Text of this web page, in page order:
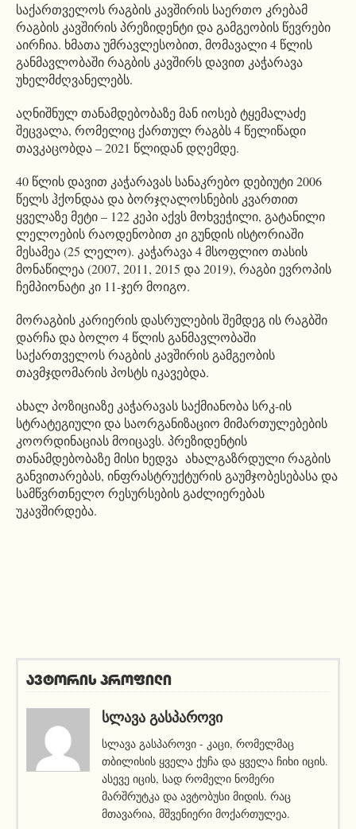
საქართველოს რაგბის კავშირის საერთო კრებამ
რაგბის კავშირის პრეზიდენტი და გამგეობის წევრები
აირჩია. ხმათა უმრავლესობით, მომავალი 4 წლის
განმავლობაში რაგბის კავშირს დავით კაჭარავა
უხელმძღვანელებს.
აღნიშნულ თანამდებობაზე მან იოსებ ტყემალაძე
შეცვალა, რომელიც ქართულ რაგბს 4 წელიწადი
თავკაცობდა – 2021 წლიდან დღემდე.
40 წლის დავით კაჭარავას სანაკრებო დებიუტი 2006
წელს ჰქონდაა და ბორჯღალოსნების კვართით
ყველაზე მეტი – 122 კეპი აქვს მოხვეჭილი, გატანილი
ლელოების რაოდენობით კი გუნდის ისტორიაში
მესამეა (25 ლელო). კაჭარავა 4 მსოფლიო თასის
მონაწილეა (2007, 2011, 2015 და 2019), რაგბი ევროპის
ჩემპიონატი კი 11-ჯერ მოიგო.
მორაგბის კარიერის დასრულების შემდეგ ის რაგბში
დარჩა და ბოლო 4 წლის განმავლობაში
საქართველოს რაგბის კავშირის გამგეობის
თავმჯდომარის პოსტს იკავებდა.
ახალ პოზიციაზე კაჭარავას საქმიანობა სრკ-ის
სტრატეგიული და საორგანიზაციო მიმართულებების
კოორდინაციას მოიცავს. პრეზიდენტის
თანამდებობაზე მისი ხედვა ახალგაზრდული რაგბის
განვითარებას, ინფრასტრუქტურის გაუმჯობესებასა და
სამწვრთნელო რესურსების გაძლიერებას
უკავშირდება.
ავტორის პროფილი
ᲡᲚᲐᲕᲐ ᲒᲐᲡᲞᲐᲠᲝᲕᲘ
სლავა გასპაროვი - კაცი, რომელმაც
თბილისის ყველა ქუჩა და ყველა ჩიხი იცის.
ასევე იცის, სად რომელი ნომერი
მარშრუტკა და ავტობუსი მიდის. რაც
მთავარია, მშვენიერი მოქართულეა.